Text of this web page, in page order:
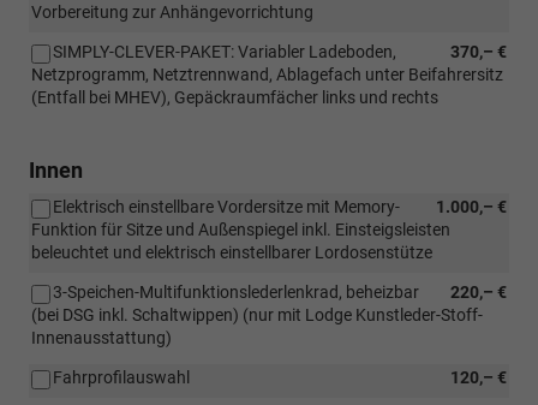
Vorbereitung zur Anhängevorrichtung
370,– €
SIMPLY-CLEVER-PAKET: Variabler Ladeboden,
Netzprogramm, Netztrennwand, Ablagefach unter Beifahrersitz
(Entfall bei MHEV), Gepäckraumfächer links und rechts
Innen
1.000,– €
Elektrisch einstellbare Vordersitze mit Memory-
Funktion für Sitze und Außenspiegel inkl. Einsteigsleisten
beleuchtet und elektrisch einstellbarer Lordosenstütze
220,– €
3-Speichen-Multifunktionslederlenkrad, beheizbar
(bei DSG inkl. Schaltwippen) (nur mit Lodge Kunstleder-Stoff-
Innenausstattung)
120,– €
Fahrprofilauswahl